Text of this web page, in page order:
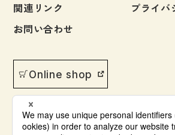
関連リンク
プライバ
お問い合わせ
Online shop